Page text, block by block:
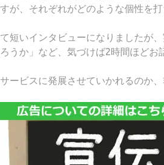
が、それぞれがどのような個性を
短いインタビューになりましたが
うか」など、気づけば2時間ほどお
ービスに発展させていかれるのか、